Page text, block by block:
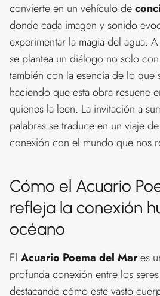
convierte en un vehículo de
donde cada imagen y sonido
experimentar la magia del agua.
se plantea un diálogo no solo
también con la esencia de lo que
haciendo que esta obra resuene
quienes la leen. La invitación a
palabras se traduce en un viaje
conexión con el mundo que nos
Cómo el Acuario
refleja la conexión
océano
El Acuario Poema del Mares
profunda conexión entre los
destacando cómo este vasto